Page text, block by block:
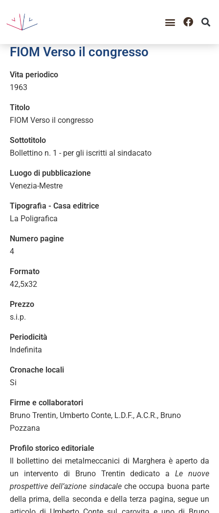
FIOM Verso il congresso
Vita periodico
1963
Titolo
FIOM Verso il congresso
Sottotitolo
Bollettino n. 1 - per gli iscritti al sindacato
Luogo di pubblicazione
Venezia-Mestre
Tipografia - Casa editrice
La Poligrafica
Numero pagine
4
Formato
42,5x32
Prezzo
s.i.p.
Periodicità
Indefinita
Cronache locali
Si
Firme e collaboratori
Bruno Trentin, Umberto Conte, L.D.F., A.C.R., Bruno
Pozzana
Profilo storico editoriale
Il bollettino dei metalmeccanici di Marghera è aperto da
un intervento di Bruno Trentin dedicato aLe nuove
prospettive dell’azione sindacaleche occupa buona parte
della prima, della seconda e della terza pagina, segue un